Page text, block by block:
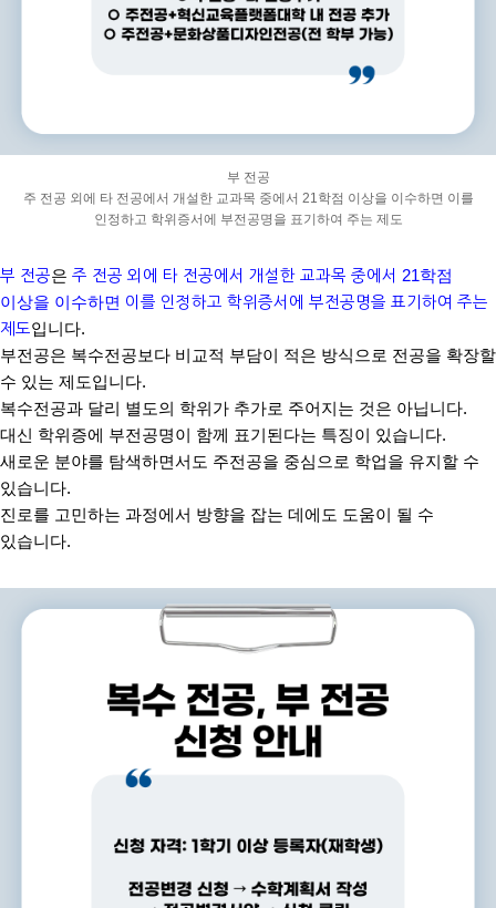
부 전공
주 전공 외에 타 전공에서 개설한 교과목 중에서 21학점 이상을 이수하면 이 를
인정하고 학위증서에 부전공명을 표기하여 주는 제도
부 전공은 주 전공 외에 타 전공에서 개설한 교과목 중에서 21학점
이상을 이수하면 이를 인정하고 학위증서에 부전공명을 표기하여 주는
제도입니다.
부전공은 복수전공보다 비교적 부담이 적은 방식으로 전공을 확장할
수 있는 제도입니다.
복수전공과 달리 별도의 학위가 추가로 주어지는 것은 아닙니다.
대신 학위증에 부전공명이 함께 표기된다는 특징이 있습니다.
새로운 분야를 탐색하면서도 주전공을 중심으로 학업을 유지할 수
있습니다.
진로를 고민하는 과정에서 방향을 잡는 데에도 도움이 될 수
있습니다.